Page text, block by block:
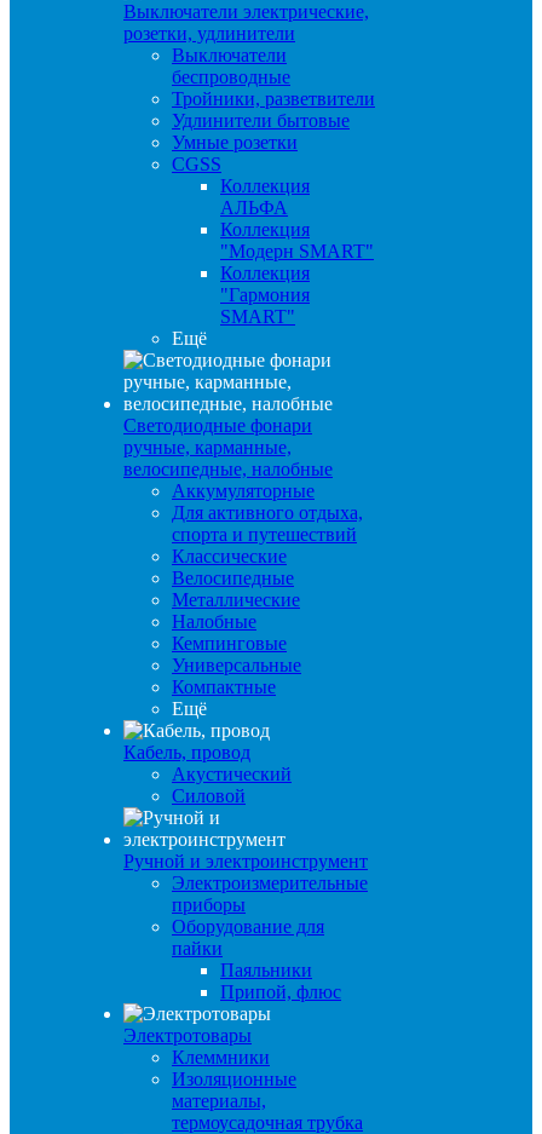
Выключатели электрические,
розетки, удлинители
Выключатели
беспроводные
Тройники, разветвители
Удлинители бытовые
Умные розетки
CGSS
Коллекция
АЛЬФА
Коллекция
"Модерн SMART"
Коллекция
"Гармония
SMART"
Ещё
Светодиодные фонари
ручные, карманные,
велосипедные, налобные
Аккумуляторные
Для активного отдыха,
спорта и путешествий
Классические
Велосипедные
Металлические
Налобные
Кемпинговые
Универсальные
Компактные
Ещё
Кабель, провод
Акустический
Силовой
Ручной и электроинструмент
Электроизмерительные
приборы
Оборудование для
пайки
Паяльники
Припой, флюс
Электротовары
Клеммники
Изоляционные
материалы,
термоусадочная трубка